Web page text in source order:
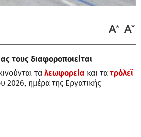
τους διαφοροποιείται
τα λεωφορεία και τα τρόλεϊ
2026, ημέρα της Εργατικής